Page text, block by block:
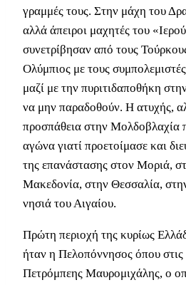
γραμμές τους. Στην μάχη του
αλλά άπειροι μαχητές του
συνετρίβησαν από τους
Ολύμπιος με τους
μαζί με την πυριτιδαποθήκη
να μην παραδοθούν. Η ατυχής,
προσπάθεια στην Μολδοβλαχία
αγώνα γιατί προετοίμασε και
της επανάστασης στον Μοριά,
Μακεδονία, στην Θεσσαλία,
νησιά του Αιγαίου.
Πρώτη περιοχή της κυρίως
ήταν η Πελοπόννησος όπου
Πετρόμπεης Μαυρομιχάλης, ο